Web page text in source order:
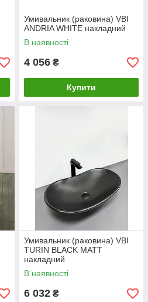
Умивальник (раковина) VBI
ANDRIA WHITE накладний
В наявності
4 056 ₴
Купити
Умивальник (раковина) VBI
TURIN BLACK MATT
накладний
В наявності
6 032 ₴